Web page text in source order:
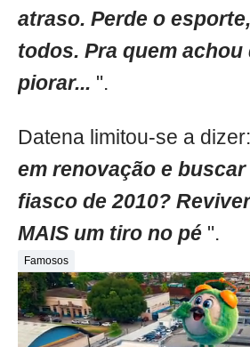
atraso. Perde o
todos. Pra quem achou
piorar... ".
Datena limitou-se a
em renovação e
fiasco de 2010?
MAIS um tiro no pé ".
Famosos